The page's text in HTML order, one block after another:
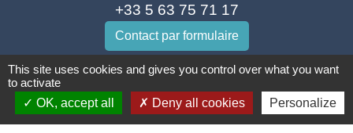
+33 5 63 75 71 17
Contact par formulaire
Horaires d'ouverture du secrétariat
Lundi : Sur RDV
Mardi : 10h - 12h et sur RDV
This site uses cookies and gives you control over what you want
to activate
OK, accept all
Deny all cookies Personalize